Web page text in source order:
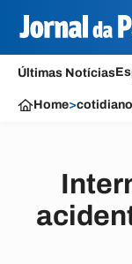
Últimas Notícias
Home>cotidiano